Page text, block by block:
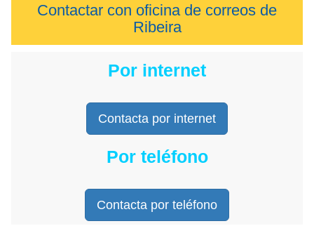
Contactar con oficina de correos de
Ribeira
Por internet
Contacta por internet
Por teléfono
Contacta por teléfono